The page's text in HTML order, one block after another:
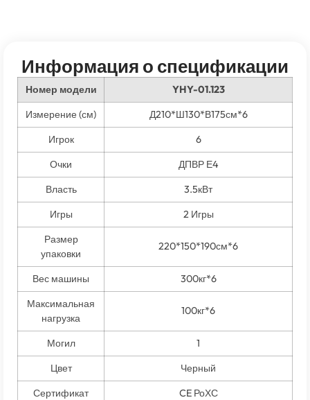
Информация о спецификации
Номер модели
YHY-01.123
Измерение (см)
Д210*Ш130*В175см*6
Игрок
6
Очки
ДПВР Е4
Власть
3.5кВт
Игры
2 Игры
Размер
упаковки
220*150*190см*6
Вес машины
300кг*6
Максимальная
нагрузка
100кг*6
Могил
1
Цвет
Черный
Сертификат
CE РоХС